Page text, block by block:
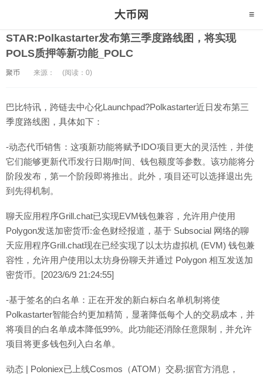
STAR:Polkastarter发布第三季度路线图，将实现
POLS质押等新功能_POLC
聚币 来源： (阅读：0)
巴比特讯，跨链去中心化Launchpad?Polkastarter近日发布第三
季度路线图，具体如下：
-动态代币销售：这项新功能将赋予IDO项目更大的灵活性，并使
它们能够更新代币发行日期/时间、钱包额度等参数。该功能将分
阶段发布，第一个阶段即将推出。此外，项目还可以选择退出先
到先得机制。
聊天应用程序Grill.chat已实现EVM钱包兼容，允许用户使用
Polygon发送加密货币:金色财经报道，基于 Subsocial 网络的聊
天应用程序Grill.chat现在已经实现了以太坊虚拟机 (EVM) 钱包兼
容性，允许用户使用以太坊身份聊天并通过 Polygon 相互发送加
密货币。[2023/6/9 21:24:55]
-基于签名的白名单：正在开发的新白标白名单机制将使
Polkastarter智能合约更加精简，显著降低每个人的交易成本，并
将项目的白名单成本降低99%。此功能还消除任意限制，并允许
项目将更多钱包列入白名单。
动态 | Poloniex已上线Cosmos（ATOM）交易:据官方消息，